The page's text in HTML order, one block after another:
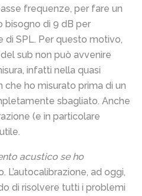
frequenze, per fare un
bisogno di 9 dB per
di SPL. Per questo motivo,
sub non può avvenire
infatti nella quasi
ho misurato prima di un
sbagliato. Anche
(e in particolare
acustico se ho
L’autocalibrazione, ad oggi,
di risolvere tutti i problemi